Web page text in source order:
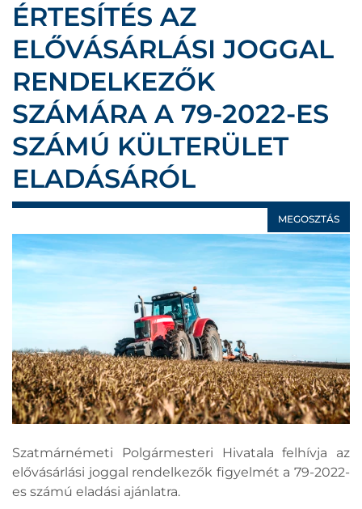
ÉRTESÍTÉS AZ
ELŐVÁSÁRLÁSI JOGGAL
RENDELKEZŐK
SZÁMÁRA A 79-2022-ES
SZÁMÚ KÜLTERÜLET
ELADÁSÁRÓL
MEGOSZTÁS
Szatmárnémeti Polgármesteri Hivatala felhívja az
elővásárlási joggal rendelkezők figyelmét a 79-2022-
es számú eladási ajánlatra.